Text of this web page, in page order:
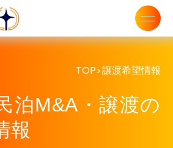
TOP>譲渡希望情報
泊M&A・譲渡の
報